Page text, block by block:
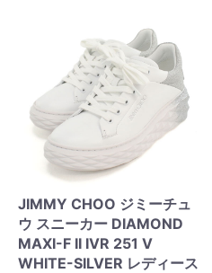
JIMMY CHOO ジミーチュ
ウ スニーカー DIAMOND
MAXI-F II IVR 251 V
WHITE-SILVER レディース